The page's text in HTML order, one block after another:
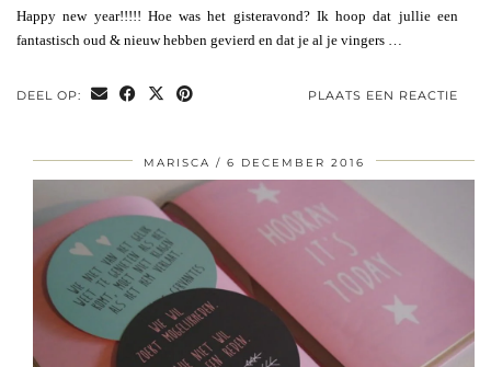
Happy new year!!!!! Hoe was het gisteravond? Ik hoop dat jullie een
fantastisch oud & nieuw hebben gevierd en dat je al je vingers …
DEEL OP: PLAATS EEN REACTIE
MARISCA 6 DECEMBER 2016